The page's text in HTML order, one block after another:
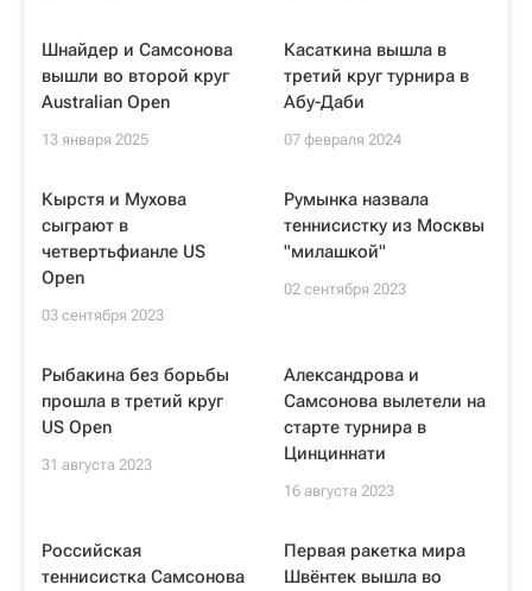
Шнайдер и Самсонова
вышли во второй круг
Australian Open
13 января 2025
Касаткина вышла в
третий круг турнира в
Абу-Даби
07 февраля 2024
Кырстя и Мухова
сыграют в
четвертьфианле US
Open
03 сентября 2023
Румынка назвала
теннисистку из Москвы
"милашкой"
02 сентября 2023
Рыбакина без борьбы
прошла в третий круг
US Open
31 августа 2023
Александрова и
Самсонова вылетели на
старте турнира в
Цинциннати
16 августа 2023
Российская
теннисистка Самсонова
Первая ракетка мира
Швёнтек вышла во